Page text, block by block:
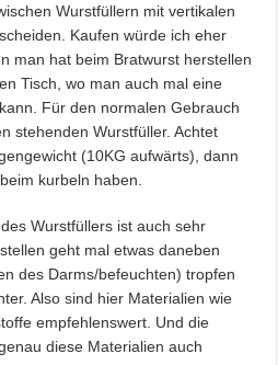
Wurstfüllern mit vertikalen
Kaufen würde ich eher
man hat beim Bratwurst herstellen
Tisch, wo man auch mal eine
Für den normalen Gebrauch
stehenden Wurstfüller. Achtet
(10KG aufwärts), dann
kurbeln haben.
Wurstfüllers ist auch sehr
geht mal etwas daneben
des Darms/befeuchten) tropfen
Also sind hier Materialien wie
empfehlenswert. Und die
diese Materialien auch